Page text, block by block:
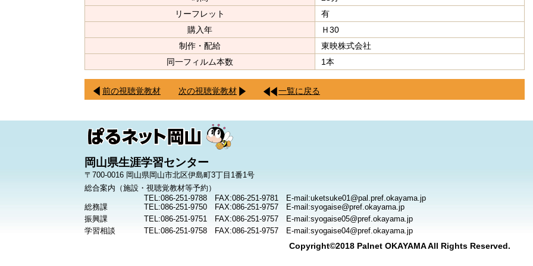
リーフレット
有
購入年
Ｈ30
制作・配給
東映株式会社
同一フィルム本数
1本
前の視聴覚教材 次の視聴覚教材 一覧に戻る
岡山県生涯学習センター
〒700-0016 岡山県岡山市北区伊島町3丁目1番1号
総合案内（施設・視聴覚教材等予約）
TEL:086-251-9788 FAX:086-251-9781 E-mail:uketsuke01@pal.pref.okayama.jp
総務課
TEL:086-251-9750 FAX:086-251-9757 E-mail:syogaise@pref.okayama.jp
振興課
TEL:086-251-9751 FAX:086-251-9757 E-mail:syogaise05@pref.okayama.jp
学習相談
TEL:086-251-9758 FAX:086-251-9757 E-mail:syogaise04@pref.okayama.jp
Copyright©2018 Palnet OKAYAMA All Rights Reserved.